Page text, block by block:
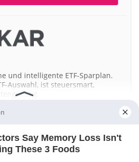
und intelligente ETF-Sparplan.
Auswahl, ist steuersmart,
MEHR ERFAHREN
Say Memory Loss Isn't
These 3 Foods